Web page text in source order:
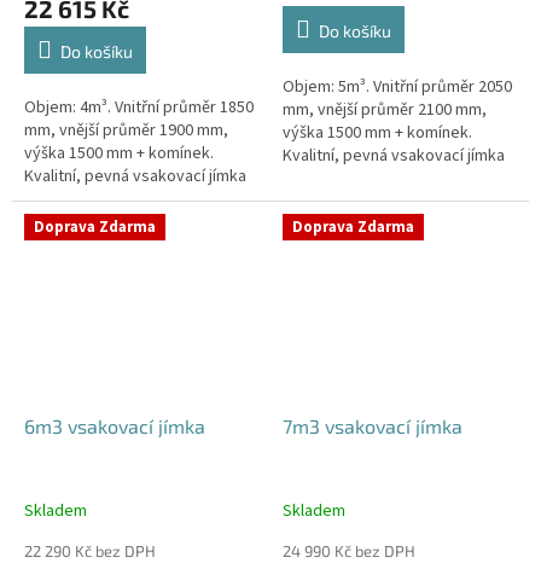
22 615 Kč
Do košíku
Objem: 4m³. Vnitřní průměr 1850
mm, vnější průměr 1900 mm,
výška 1500 mm + komínek.
Kvalitní, pevná vsakovací jímka
(nádrž) bez potřeby
obetonování Průměr přítoku a
odtoku +...
5,0
hvězdiček.
Do košíku
Objem: 5m³. Vnitřní průměr 2050
mm, vnější průměr 2100 mm,
výška 1500 mm + komínek.
Kvalitní, pevná vsakovací jímka
obetonování Průměr přítoku a
odtoku +...
Doprava Zdarma
6m3 vsakovací jímka
Skladem
22 290 Kč bez DPH
Doprava Zdarma
7m3 vsakovací jímka
Skladem
24 990 Kč bez DPH